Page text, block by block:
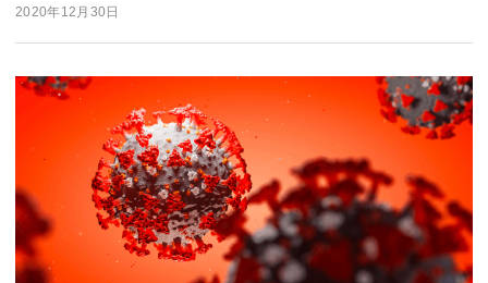
2020年12月30日